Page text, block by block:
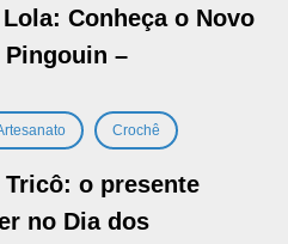
Conheça o Novo
–
Crochê
o presente
no Dia dos